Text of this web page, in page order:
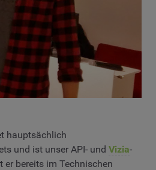
hauptsächlich
und ist unser API- und Vizia-
er bereits im Technischen